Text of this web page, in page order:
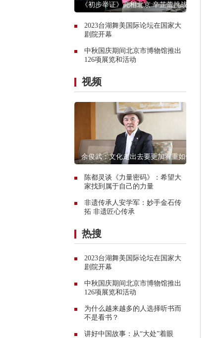
《初步举证》亮相北京 辛芷蕾挑战
2023台湖舞美国际论坛在国家大
剧院开幕
中秋国庆期间北京市博物馆推出
126项展览和活动
视频
余俊武：文化走出去要更加看重如何
陈都灵谈《力量密码》：希望大
家找到属于自己的力量
非遗传承人安学军：妙手金石传
拓 非遗匠心传承
热搜
2023台湖舞美国际论坛在国家大
剧院开幕
中秋国庆期间北京市博物馆推出
126项展览和活动
为什么越来越多的人选择听书而
不是看书？
讲好中国故事：从“大处”着眼